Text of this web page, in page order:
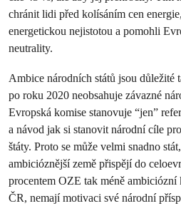
chránit lidi před kolísáním cen
energetickou nejistotou a pomohli
neutrality.
Ambice národních států jsou důležité
po roku 2020 neobsahuje závazné
Evropská komise stanovuje “jen”
a návod jak si stanovit národní cíle
štáty. Proto se může velmi snadno
ambicióznější země přispějí do
procentem OZE tak méně
ČR, nemají motivaci své národní